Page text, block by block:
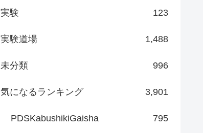
実験 123
実験道場 1,488
未分類 996
気になるランキング 3,901
PDSKabushikiGaisha 795